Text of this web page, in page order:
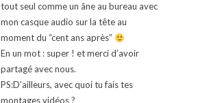
tout seul comme un âne au bureau avec
mon casque audio sur la tête au
moment du “cent ans après”
En un mot : super ! et merci d’avoir
partagé avec nous.
PS:D’ailleurs, avec quoi tu fais tes
montages vidéos ?